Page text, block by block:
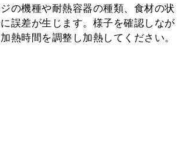
の機種や耐熱容器の種類、食材の状
誤差が生じます。様子を確認しなが
熱時間を調整し加熱してください。